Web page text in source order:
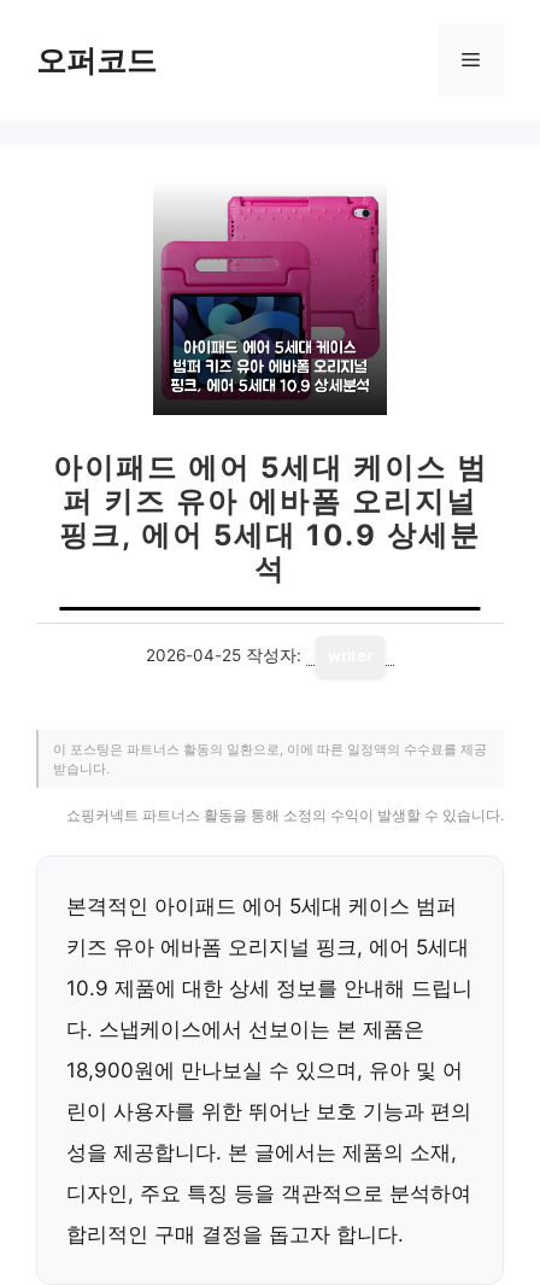
오퍼코드 메
아이패드 에어 5세대 케이스 범
퍼 키즈 유아 에바폼 오리지널
핑크, 에어 5세대 10.9 상세분
석
2026-04-25 작성자:
이 포스팅은 파트너스 활동의 일환으로, 이에 따른 일정액의 수수료를 제공
받습니다.
쇼핑커넥트 파트너스 활동을 통해 소정의 수익이 발생할 수 있습니다.
본격적인 아이패드 에어 5세대 케이스 범퍼
키즈 유아 에바폼 오리지널 핑크, 에어 5세대
10.9 제품에 대한 상세 정보를 안내해 드립니
다. 스냅케이스에서 선보이는 본 제품은
18,900원에 만나보실 수 있으며, 유아 및 어
린이 사용자를 위한 뛰어난 보호 기능과 편의
성을 제공합니다. 본 글에서는 제품의 소재,
디자인, 주요 특징 등을 객관적으로 분석하여
합리적인 구매 결정을 돕고자 합니다.